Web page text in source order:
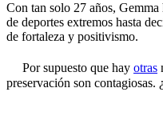
Con tan solo 27 años,
de deportes extremos hasta
de fortaleza y positivismo.
Por supuesto que hay otras
preservación son contagiosas.